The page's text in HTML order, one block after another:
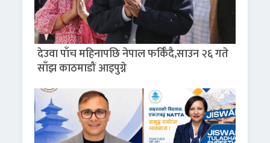
देउवा पाँच महिनापछि नेपाल फर्किँदै,साउन २६ गते
साँझ काठमाडौं आइपुग्ने